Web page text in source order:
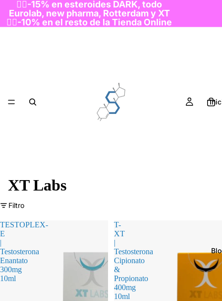
👉🏻-15% en esteroides DARK, todo
Eurolab, new pharma, Rotterdam y XT
👉🏻-10% en el resto de la Tienda Online
XT Labs
Filtro
TESTOPLEX-
E
|
Testosterona
Enantato
300mg
10ml
T-
XT
|
Testosterona
Cipionato
&
Propionato
400mg
10ml